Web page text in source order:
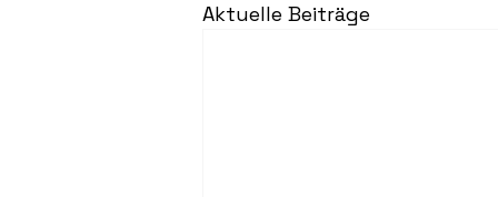
Aktuelle Beiträge